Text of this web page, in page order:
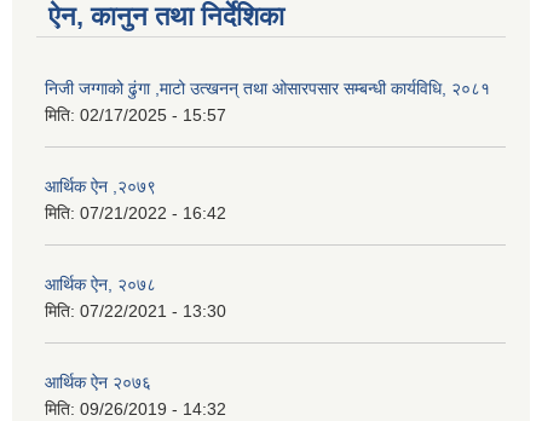
ऐन, कानुन तथा निर्देशिका
निजी जग्गाको ढुंगा ,माटो उत्खनन् तथा ओसारपसार सम्बन्धी कार्यविधि, २०८१
मिति: 02/17/2025 - 15:57
आर्थिक ऐन ,२०७९
मिति: 07/21/2022 - 16:42
आर्थिक ऐन, २०७८
मिति: 07/22/2021 - 13:30
आर्थिक ऐन २०७६
मिति: 09/26/2019 - 14:32